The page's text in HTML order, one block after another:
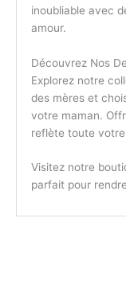
inoubliable avec
amour.
Découvrez Nos
Explorez notre
des mères et
votre maman.
reflète toute
Visitez notre
parfait pour